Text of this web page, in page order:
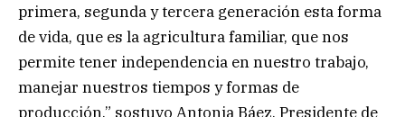
primera, segunda y tercera generación esta forma
de vida, que es la agricultura familiar, que nos
permite tener independencia en nuestro trabajo,
manejar nuestros tiempos y formas de
producción.” sostuvo Antonia Báez, Presidente de